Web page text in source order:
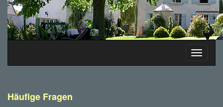
Toggle
Häufige Fragen